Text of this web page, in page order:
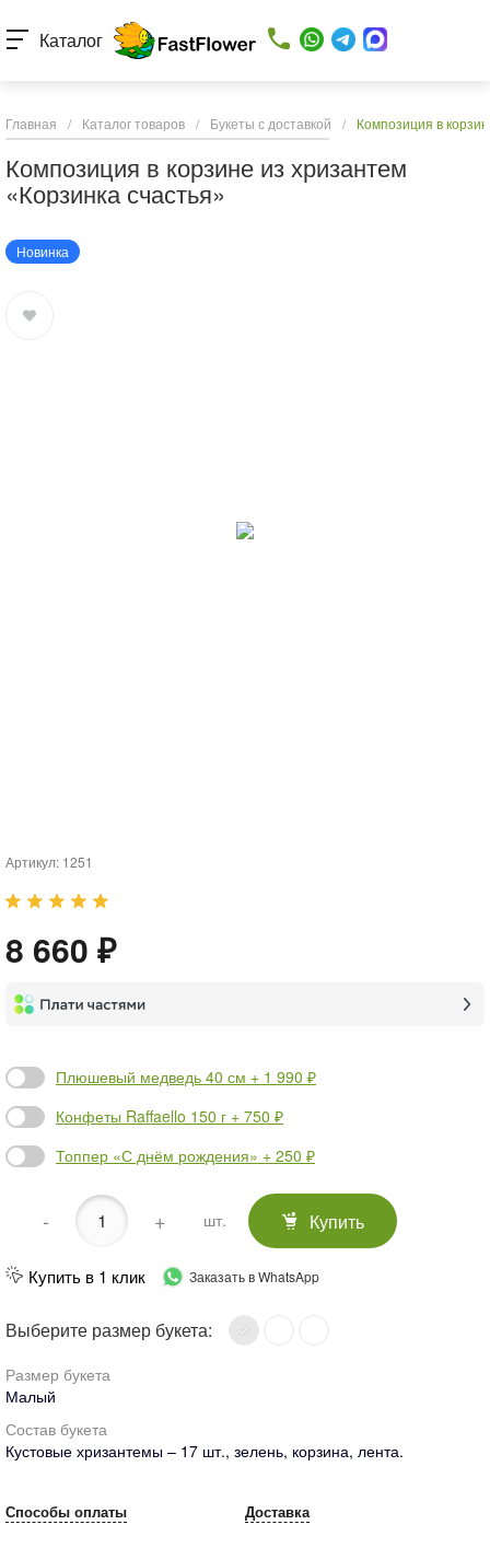
Каталог
Главная / Каталог товаров / Букеты с доставкой / Композиция в
Композиция в корзине из хризантем
«Корзинка счастья»
Новинка
Артикул: 1251
8 660 ₽
Плюшевый медведь 40 см + 1 990 ₽
Конфеты Raffaello 150 г + 750 ₽
Топпер «С днём рождения» + 250 ₽
- + шт. Купить
Купить в 1 клик Заказать в WhatsApp
Выберите размер букета:
Размер букета
Малый
Состав букета
Кустовые хризантемы – 17 шт., зелень, корзина, лента.
Способы оплаты Доставка